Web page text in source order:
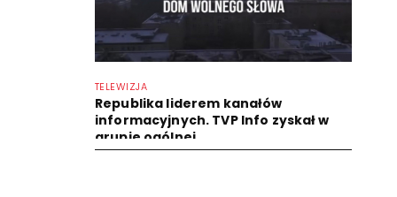
TELEWIZJA
Republika liderem kanałów
informacyjnych. TVP Info zyskał w
grupie ogólnej